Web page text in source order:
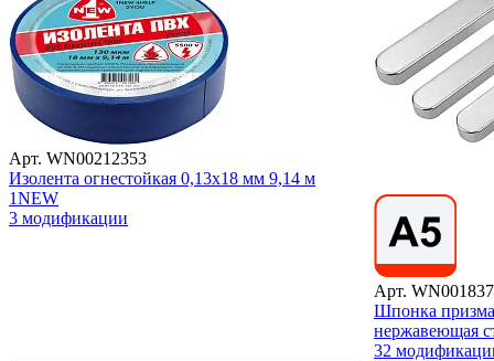
Арт. WN00212353
Изолента огнестойкая 0,13х18 мм 9,14 м
1NEW
3 модификации
Арт.
Шпонка
нержавеющая
32